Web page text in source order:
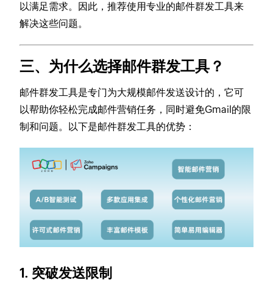
以满足需求。因此，推荐使用专业的邮件群发工具来
解决这些问题。
三、为什么选择邮件群发工具？
邮件群发工具是专门为大规模邮件发送设计的，它可
以帮助你轻松完成邮件营销任务，同时避免Gmail的限
制和问题。以下是邮件群发工具的优势：
1. 突破发送限制